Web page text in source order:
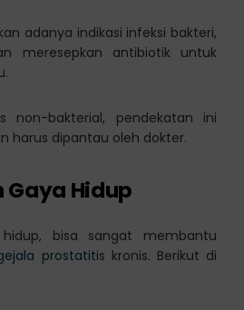
adanya indikasi infeksi bakteri,
meresepkan antibiotik untuk
non-bakterial, pendekatan ini
harus dipantau oleh dokter.
Gaya Hidup
hidup, bisa sangat membantu
prostatitis kronis. Berikut di